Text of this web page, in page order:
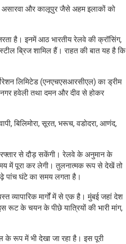
और कालूपुर जैसे अहम इलाकों को
है। इनमें आठ भारतीय रेलवे की क्रॉसिंग,
ब्रिज शामिल हैं। राहत की बात यह है कि
लिमिटेड (एनएचएसआरसीएल) का ड्रीम
हवेली तथा दमन और दीव से होकर
बिलिमोरा, सूरत, भरूच, वडोदरा, आणंद,
रफ्तार से दौड़ सकेंगी। रेलवे के अनुमान के
में पूरा कर लेगी। तुलनात्मक रूप से देखें तो
पांच घंटे का समय लगता है।
व्यापारिक मार्गों में से एक है। मुंबई जहां देश
रूट के चयन के पीछे यात्रियों की भारी मांग,
रूप में भी देखा जा रहा है। इस पूरी